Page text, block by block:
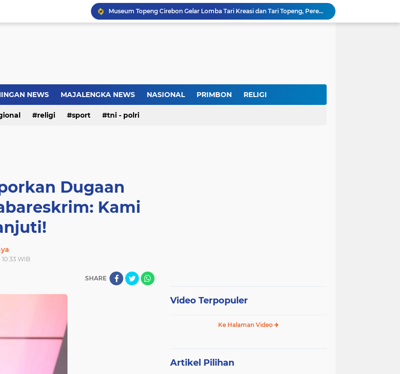
GBRAN Bisa Jadi Partai Politik, Kemenkumham: Ikuti Mekanisme Undang-Undang
Introversion, ChatGPT and Social Phenomena in the Digital Age
Warga Somogede Bersatu Selamatkan Generasi Muda
Dr. KH. AM Mustain Nasoha Kupas Ilmu Muroqobah dan Ma'rifatullah dalam Kajian Kitab Ihya' Ulumuddin
NEWS MAJALENGKA NEWS NASIONAL PRIMBON RELIGI
religi sport tni - polri
Dugaan
Kami
10:33 WIB
SHARE
Video Terpopuler
Ke Halaman Video
Artikel Pilihan